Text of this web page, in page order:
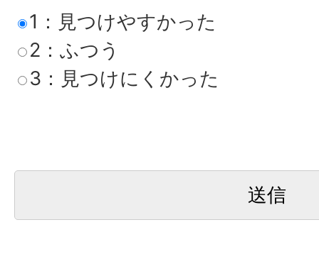
1：見つけやすかった
2：ふつう
3：見つけにくかった